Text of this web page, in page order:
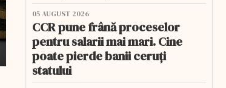
05 AUGUST 2026
CCR pune frână proceselor
pentru salarii mai mari. Cine
poate pierde banii ceruți
statului